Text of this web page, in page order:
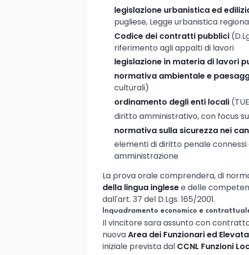
legislazione urbanistica ed
pugliese, Legge urbanistica
Codice dei contratti pubblici
riferimento agli appalti di lavori
legislazione in materia di lavori
normativa ambientale e
culturali)
ordinamento degli enti locali
diritto amministrativo, con focus
normativa sulla sicurezza nei
elementi di diritto penale
amministrazione
La prova orale comprendera, di
della lingua inglesee delle
dall'art. 37 del D.Lgs. 165/2001.
Inquadramento economico e
Il vincitore sara assunto con
nuovaArea dei Funzionari ed
iniziale prevista dal CCNL Funzioni